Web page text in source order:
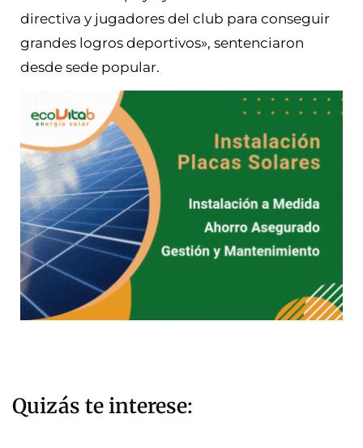
directiva y jugadores del club para conseguir
grandes logros deportivos», sentenciaron
desde sede popular.
Quizás te interese: